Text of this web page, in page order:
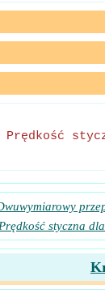
Prędkość
Prędkość styczna